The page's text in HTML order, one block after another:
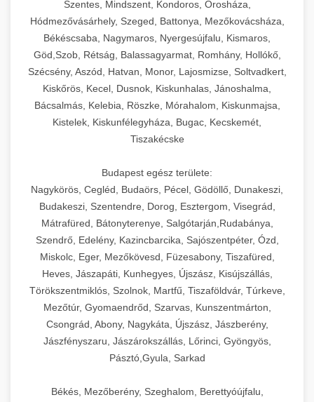
Szentes, Mindszent, Kondoros, Orosháza,
Hódmezővásárhely, Szeged, Battonya, Mezőkovácsháza,
Békéscsaba, Nagymaros, Nyergesújfalu, Kismaros,
Göd,Szob, Rétság, Balassagyarmat, Romhány, Hollókő,
Szécsény, Aszód, Hatvan, Monor, Lajosmizse, Soltvadkert,
Kiskőrös, Kecel, Dusnok, Kiskunhalas, Jánoshalma,
Bácsalmás, Kelebia, Röszke, Mórahalom, Kiskunmajsa,
Kistelek, Kiskunfélegyháza, Bugac, Kecskemét,
Tiszakécske
Budapest egész területe:
Nagykörös, Cegléd, Budaörs, Pécel, Gödöllő, Dunakeszi,
Budakeszi, Szentendre, Dorog, Esztergom, Visegrád,
Mátrafüred, Bátonyterenye, Salgótarján,Rudabánya,
Szendrő, Edelény, Kazincbarcika, Sajószentpéter, Ózd,
Miskolc, Eger, Mezőkövesd, Füzesabony, Tiszafüred,
Heves, Jászapáti, Kunhegyes, Újszász, Kisújszállás,
Törökszentmiklós, Szolnok, Martfű, Tiszaföldvár, Túrkeve,
Mezőtúr, Gyomaendrőd, Szarvas, Kunszentmárton,
Csongrád, Abony, Nagykáta, Újszász, Jászberény,
Jászfényszaru, Jászárokszállás, Lőrinci, Gyöngyös,
Pásztó,Gyula, Sarkad
Békés, Mezőberény, Szeghalom, Berettyóújfalu,